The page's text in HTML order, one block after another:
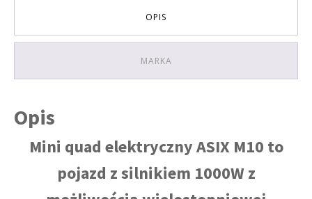
OPIS
MARKA
Opis
Mini quad elektryczny ASIX M10 to
pojazd z silnikiem 1000W z